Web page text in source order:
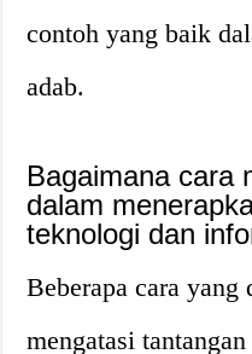
contoh yang baik
adab.
Bagaimana cara
dalam
teknologi dan
Beberapa cara
mengatasi